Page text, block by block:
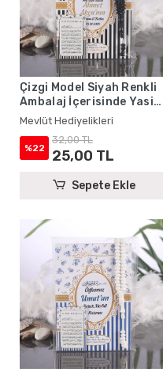
Çizgi Model Siyah Renkli
Ambalaj İçerisinde Yasin
Kitabı, Magnet ve Tesbih -
Mevlüt Hediyelikleri
Mevlüt Hediyelikleri
%22
32,00 TL
25,00 TL
Sepete Ekle